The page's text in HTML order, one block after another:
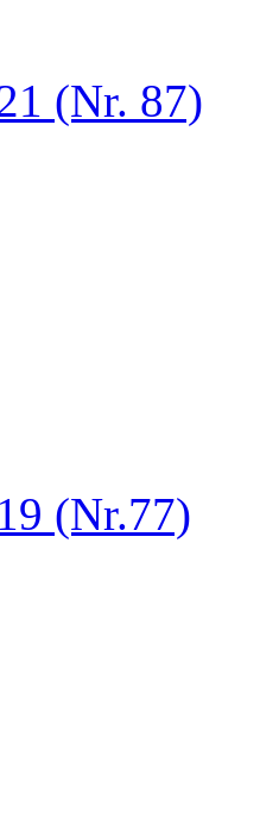
(Nr. 87)
(Nr.77)